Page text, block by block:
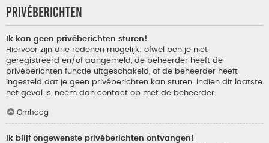
Privéberichten
Ik kan geen privéberichten sturen!
Hiervoor zijn drie redenen mogelijk: ofwel ben je niet
geregistreerd en/of aangemeld, de beheerder heeft de
privéberichten functie uitgeschakeld, of de beheerder heeft
ingesteld dat je geen privéberichten kan sturen. Indien dit laatste
het geval is, neem dan contact op met de beheerder.
Omhoog
Ik blijf ongewenste privéberichten ontvangen!